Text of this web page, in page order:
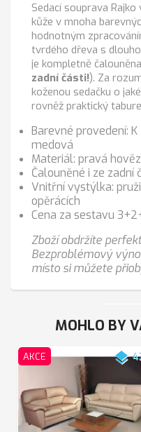
Sedací souprava
kůže v mnoha
hodnotným
tvrdého dřeva s
je kompletně
zadní části!). Za
koženou sedačku o
rovněž praktický
Barevné provedení:
medová
Materiál: pravá
Čalouněné i ze zadní
Vnitřní vystýlka:
opěrácích
Cena za sestavu
Zboží obdržíte
Bezproblémový
místo si můžete
MOHLO BY
AKCE layers